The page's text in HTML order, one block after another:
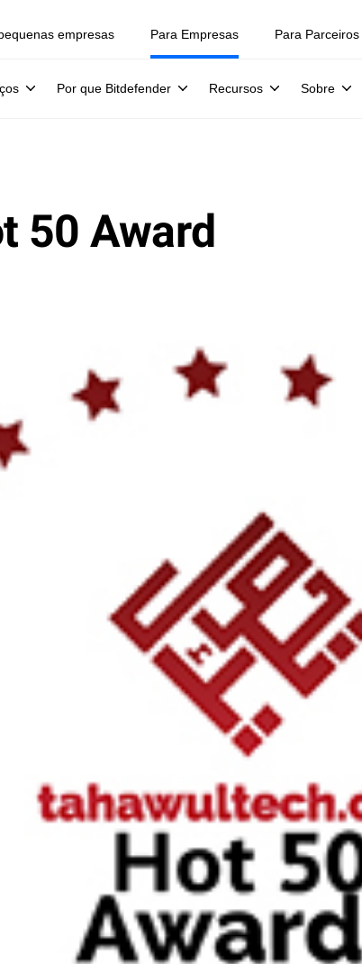
empresas Para Empresas
Por que Bitdefender Recursos Sobre
Para Parceiros
50 Award